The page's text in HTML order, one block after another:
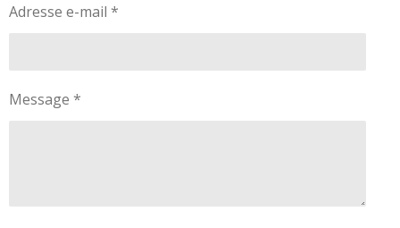
Adresse e-mail *
Message *